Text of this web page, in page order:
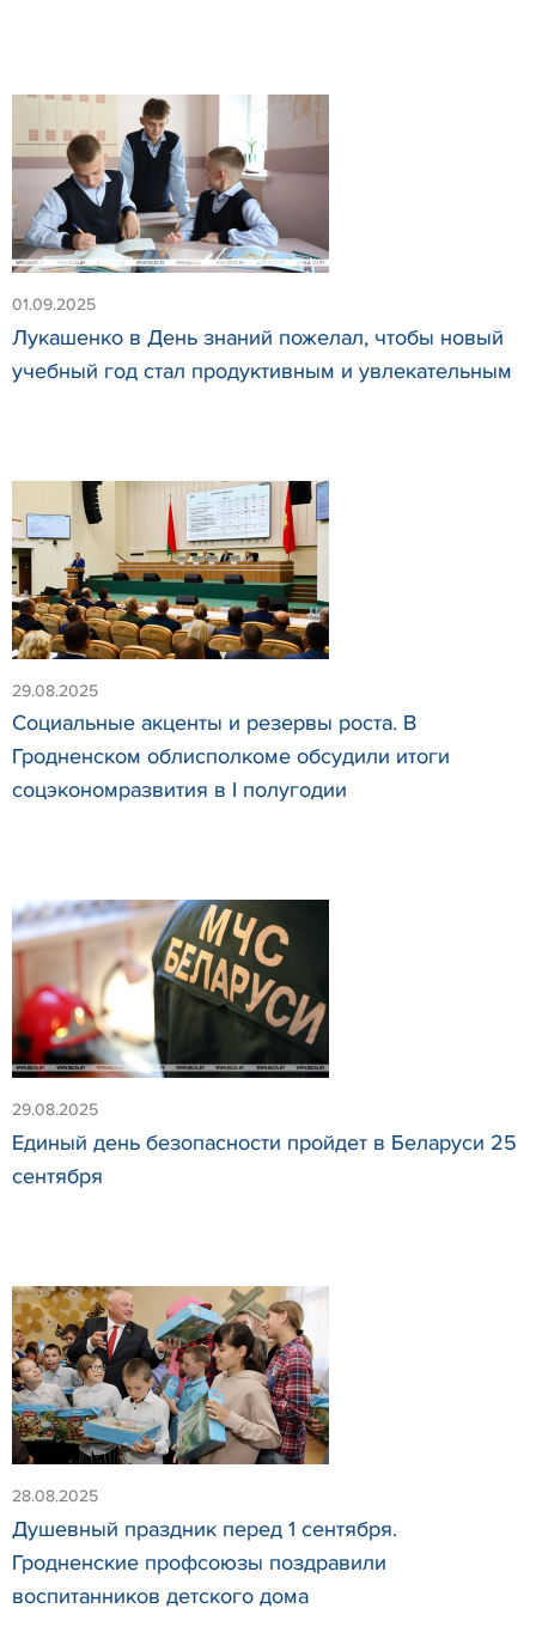
01.09.2025
Лукашенко в День знаний пожелал, чтобы новый
учебный год стал продуктивным и увлекательным
29.08.2025
Социальные акценты и резервы роста. В
Гродненском облисполкоме обсудили итоги
соцэкономразвития в I полугодии
29.08.2025
Единый день безопасности пройдет в Беларуси 25
сентября
28.08.2025
Душевный праздник перед 1 сентября.
Гродненские профсоюзы поздравили
воспитанников детского дома